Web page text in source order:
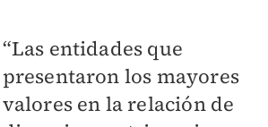
“Las entidades que
presentaron los mayores
valores en la relación de